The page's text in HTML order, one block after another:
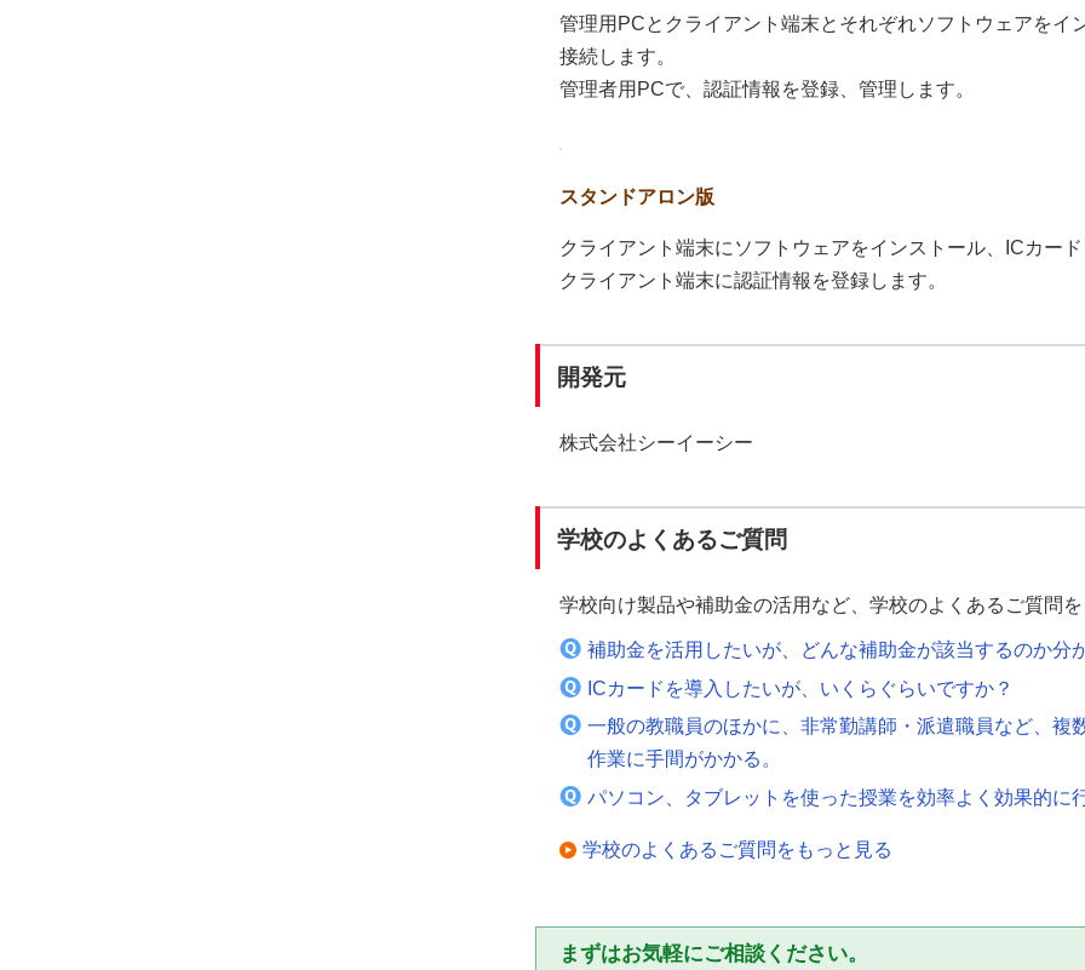
管理用PCとクライアント端末とそれぞれソフトウェアをイ
接続します。
管理者用PCで、認証情報を登録、管理します。
スタンドアロン版
クライアント端末にソフトウェアをインストール、ICカード
クライアント端末に認証情報を登録します。
開発元
株式会社シーイーシー
学校のよくあるご質問
学校向け製品や補助金の活用など、学校のよくあるご質問を
補助金を活用したいが、どんな補助金が該当するのか分
ICカードを導入したいが、いくらぐらいですか？
一般の教職員のほかに、非常勤講師・派遣職員など、複
作業に手間がかかる。
パソコン、タブレットを使った授業を効率よく効果的に
学校のよくあるご質問をもっと見る
まずはお気軽にご相談ください。